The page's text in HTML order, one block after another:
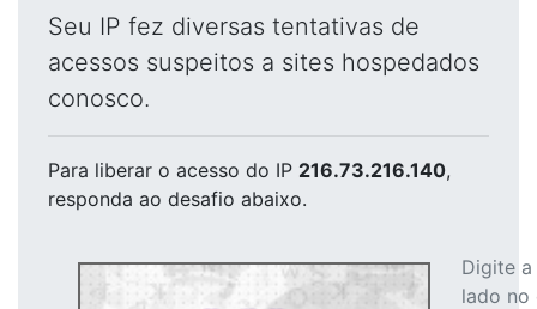
Seu IP fez diversas tentativas de
acessos suspeitos a sites hospedados
conosco.
Para liberar o acesso do IP 216.73.216.140,
responda ao desafio abaixo.
Digite
lado no